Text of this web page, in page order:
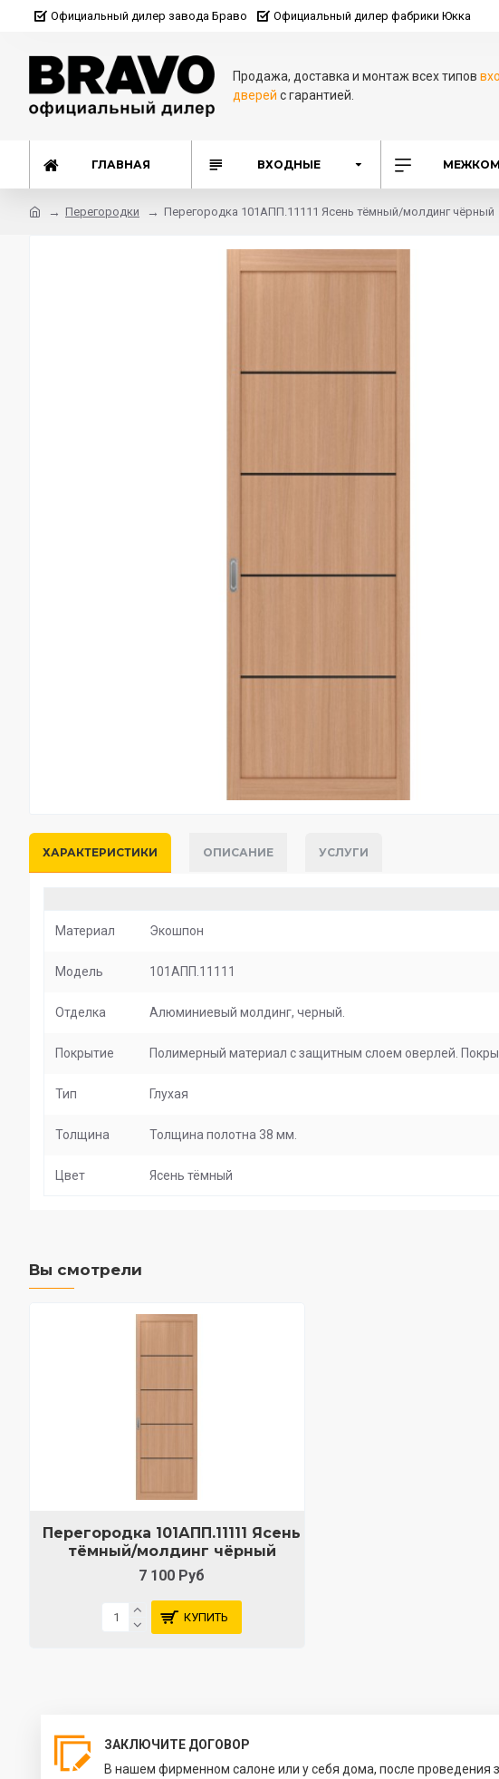
Официальный дилер завода Браво Официальный дилер фабрики Юкка
Продажа, доставка и монтаж всех типов
дверей с гарантией.
ГЛАВНАЯ ВХОДНЫЕ
Перегородки Перегородка 101АПП.11111 Ясень тёмный/молдинг чёрный
ХАРАКТЕРИСТИКИ ОПИСАНИЕ УСЛУГИ
Материал Экошпон
Модель 101АПП.11111
Отделка Алюминиевый молдинг, черный.
Покрытие Полимерный материал с защитным слоем оверлей.
Тип Глухая
Толщина Толщина полотна 38 мм.
Цвет Ясень тёмный
Вы смотрели
Перегородка 101АПП.11111 Ясень
тёмный/молдинг чёрный
7 100 Руб
КУПИТЬ
ЗАКЛЮЧИТЕ ДОГОВОР
В нашем фирменном салоне или у себя дома, после проведения